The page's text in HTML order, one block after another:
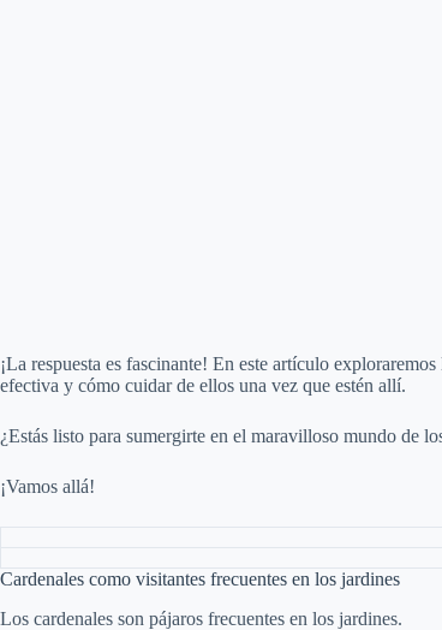
¡La respuesta es fascinante! En este artículo
efectiva y cómo cuidar de ellos una vez que estén allí.
¿Estás listo para sumergirte en el maravilloso mundo de
¡Vamos allá!
Cardenales como visitantes frecuentes en los jardines
Los cardenales son pájaros frecuentes en los jardines.